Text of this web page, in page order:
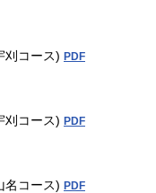
刈コース) PDF
刈コース) PDF
名コース) PDF